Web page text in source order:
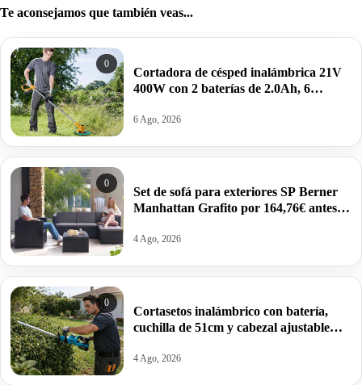
Te aconsejamos que también veas...
0
Cortadora de césped inalámbrica 21V
400W con 2 baterías de 2.0Ah, 6
125,99€.
6 Ago, 2026
0
Set de sofá para exteriores SP Berner
Manhattan Grafito por 164,76€ antes
4 Ago, 2026
0
Cortasetos inalámbrico con batería,
cuchilla de 51cm y cabezal ajustable
4 Ago, 2026